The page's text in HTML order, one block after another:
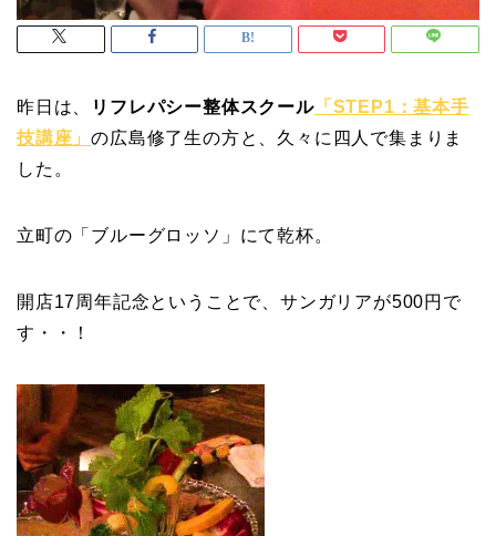
昨日は、 リフレパシー整体スクール「STEP1：基本手
技講座」の広島修了生の方と、久々に四人で集まりま
した。
立町の「ブルーグロッソ」にて乾杯。
開店17周年記念ということで、サンガリアが500円で
す・・！